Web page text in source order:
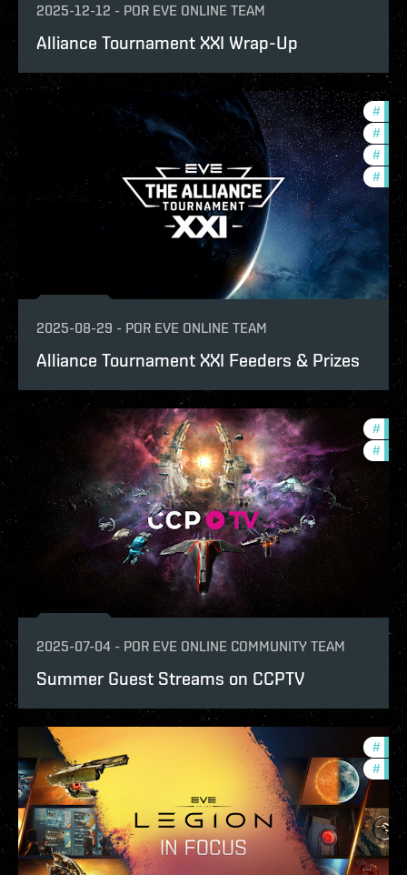
2025-12-12 - POR EVE ONLINE TEAM
Alliance Tournament XXI Wrap-Up
#
# pvp
#
#
2025-08-29 - POR EVE ONLINE TEAM
Alliance Tournament XXI Feeders & Prizes
#
#
2025-07-04 - POR EVE ONLINE COMMUNITY TEAM
Summer Guest Streams on CCPTV
#
#